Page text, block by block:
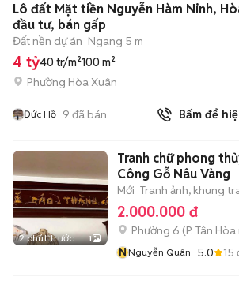
Lô đất Mặt tiền Nguyễn Hàm Ninh,
đầu tư, bán gấp
Đất nền dự án Ngang 5 m
4 tỷ40 tr/m²100 m²
Phường Hòa Xuân
Đức Hồ 9 đã bán Bấm để
2 phút trước 1
Tranh chữ phong
Công Gỗ Nâu Vàng
Mới Tranh ảnh, khung
2.000.000 đ
Phường 6 (P. Tân Hòa
NNguyễn Quân 5.0 15